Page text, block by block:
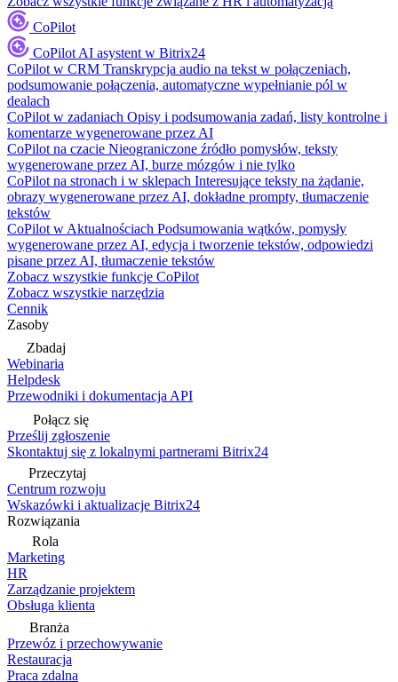
CoPilot
CoPilot AI asystent w Bitrix24
CoPilot w CRM Transkrypcja audio na tekst w połączeniach,
podsumowanie połączenia, automatyczne wypełnianie pól w
dealach
CoPilot w zadaniach Opisy i podsumowania zadań, listy kontrolne i
komentarze wygenerowane przez AI
CoPilot na czacie Nieograniczone źródło pomysłów, teksty
wygenerowane przez AI, burze mózgów i nie tylko
CoPilot na stronach i w sklepach Interesujące teksty na żądanie,
obrazy wygenerowane przez AI, dokładne prompty, tłumaczenie
tekstów
CoPilot w Aktualnościach Podsumowania wątków, pomysły
wygenerowane przez AI, edycja i tworzenie tekstów, odpowiedzi
pisane przez AI, tłumaczenie tekstów
Zobacz wszystkie funkcje CoPilot
Zobacz wszystkie narzędzia
Cennik
Zasoby
Zbadaj
Webinaria
Helpdesk
Przewodniki i dokumentacja API
Połącz się
Prześlij zgłoszenie
Skontaktuj się z lokalnymi partnerami Bitrix24
Przeczytaj
Centrum rozwoju
Wskazówki i aktualizacje Bitrix24
Rozwiązania
Rola
Marketing
HR
Zarządzanie projektem
Obsługa klienta
Branża
Przewóz i przechowywanie
Restauracja
Praca zdalna